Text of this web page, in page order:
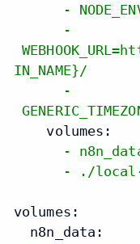
-
-
IN_NAME}/
-
volumes:
-
-
./
volumes:
n8n_data: